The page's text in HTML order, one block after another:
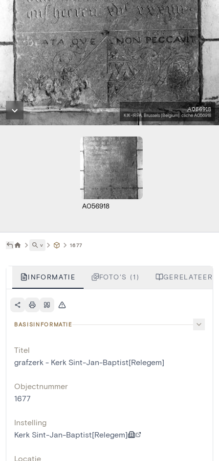
A056918
KIK-IRPA, Brussels (Belgium), cliché A056918
A056918
˅ 1677
INFORMATIE FOTO'S (1)
BASISINFORMATIE
Titel
grafzerk - Kerk Sint-Jan-Baptist[Relegem]
Objectnummer
1677
Instelling
Kerk Sint-Jan-Baptist[Relegem]
Locatie